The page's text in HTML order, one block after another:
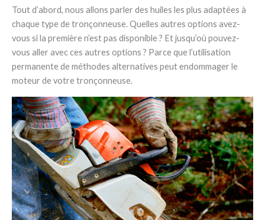
Tout d’abord, nous allons parler des huiles les plus adaptées à
chaque type de tronçonneuse. Quelles autres options avez-
vous si la première n’est pas disponible ? Et jusqu’où pouvez-
vous aller avec ces autres options ? Parce que l’utilisation
permanente de méthodes alternatives peut endommager le
moteur de votre tronçonneuse.